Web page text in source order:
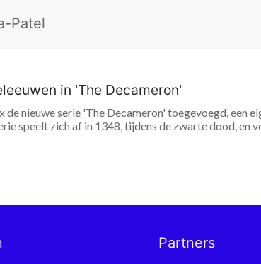
Patel
in 'The Decameron'
de nieuwe serie 'The Decameron' toegevoegd, een
speelt zich af in 1348, tijdens de zwarte dood, en
Partners